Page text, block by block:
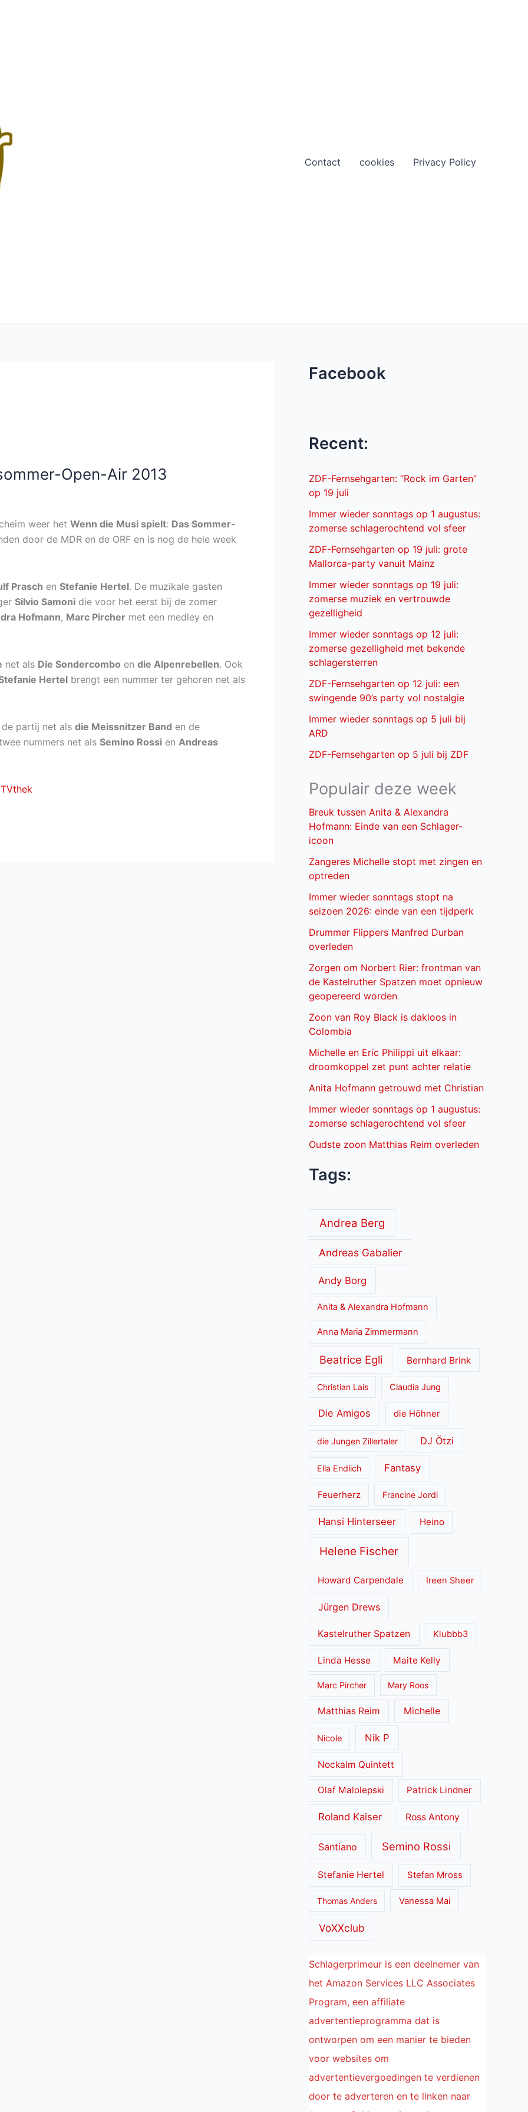
Contact cookies Privacy Policy
Open-Air 2013
weer het Wenn die Musi spielt: Das Sommer-
door de MDR en de ORF en is nog de hele week
Prasch en Stefanie Hertel. De muzikale gasten
Silvio Samoni die voor het eerst bij de zomer
Hofmann, Marc Pircher met een medley en
net als Die Sondercombo en die Alpenrebellen. Ook
Hertel brengt een nummer ter gehoren net als
de partij net als die Meissnitzer Band en de
nummers net als Semino Rossi en Andreas
Facebook
Recent:
ZDF-Fernsehgarten: “Rock im Garten”
op 19 juli
Immer wieder sonntags op 1 augustus:
zomerse schlagerochtend vol sfeer
ZDF-Fernsehgarten op 19 juli: grote
Mallorca-party vanuit Mainz
Immer wieder sonntags op 19 juli:
zomerse muziek en vertrouwde
gezelligheid
Immer wieder sonntags op 12 juli:
zomerse gezelligheid met bekende
schlagersterren
ZDF-Fernsehgarten op 12 juli: een
swingende 90’s party vol nostalgie
Immer wieder sonntags op 5 juli bij
ARD
ZDF-Fernsehgarten op 5 juli bij ZDF
Populair deze week
Breuk tussen Anita & Alexandra
Hofmann: Einde van een Schlager-
icoon
Zangeres Michelle stopt met zingen en
optreden
Immer wieder sonntags stopt na
seizoen 2026: einde van een tijdperk
Drummer Flippers Manfred Durban
overleden
Zorgen om Norbert Rier: frontman van
de Kastelruther Spatzen moet opnieuw
geopereerd worden
Zoon van Roy Black is dakloos in
Colombia
Michelle en Eric Philippi uit elkaar:
droomkoppel zet punt achter relatie
Anita Hofmann getrouwd met Christian
Immer wieder sonntags op 1 augustus:
zomerse schlagerochtend vol sfeer
Oudste zoon Matthias Reim overleden
Tags:
Andrea Berg
Andreas Gabalier
Andy Borg
Anita & Alexandra Hofmann
Anna Maria Zimmermann
Beatrice Egli Bernhard Brink
Christian Lais Claudia Jung
Die Amigos die Höhner
die Jungen Zillertaler DJ Ötzi
Ella Endlich Fantasy
Feuerherz Francine Jordi
Hansi Hinterseer Heino
Helene Fischer
Howard Carpendale Ireen Sheer
Jürgen Drews
Kastelruther Spatzen Klubbb3
Linda Hesse Maite Kelly
Marc Pircher Mary Roos
Matthias Reim Michelle
Nicole Nik P
Nockalm Quintett
Olaf Malolepski Patrick Lindner
Roland Kaiser Ross Antony
Santiano Semino Rossi
Stefanie Hertel Stefan Mross
Thomas Anders Vanessa Mai
VoXXclub
Schlagerprimeur is een deelnemer van
het Amazon Services LLC Associates
Program, een affiliate
advertentieprogramma dat is
ontworpen om een manier te bieden
voor websites om
advertentievergoedingen te verdienen
door te adverteren en te linken naar